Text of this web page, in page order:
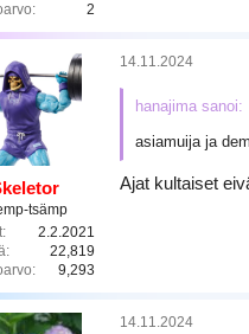
2
tsämp
2.2.2021
22,819
9,293
14.11.2024
hanajima sanoi:
asiamuija ja
Ajat kultaiset
14.11.2024